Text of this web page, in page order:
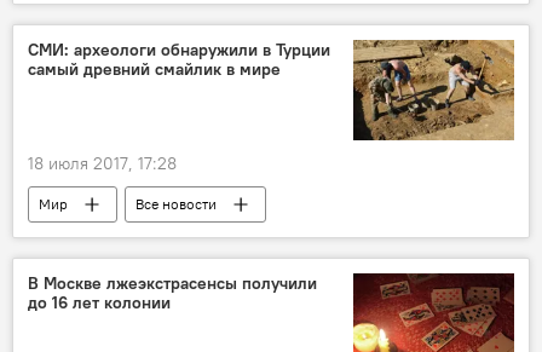
Центральная Азия
СМИ: археологи обнаружили в Турции
самый древний смайлик в мире
18 июля 2017, 17:28
Мир Все новости
В Москве лжеэкстрасенсы получили
до 16 лет колонии